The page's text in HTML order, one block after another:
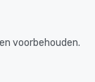
voorbehouden.